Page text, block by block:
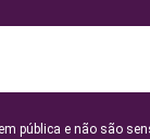
pública e não são